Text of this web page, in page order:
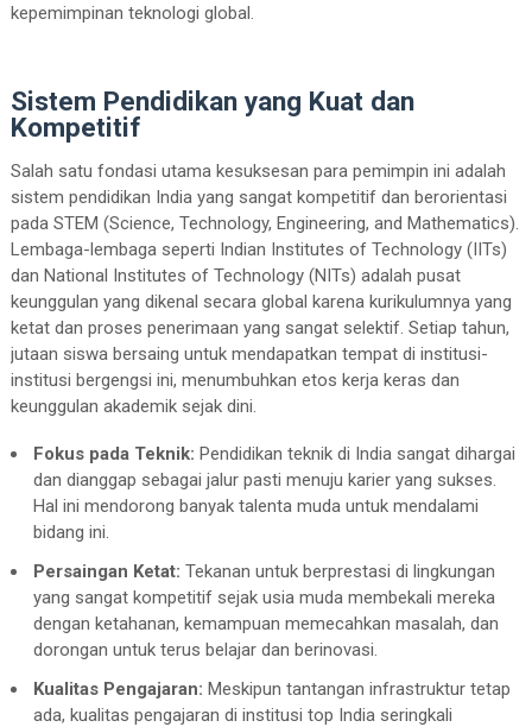
kepemimpinan teknologi global.
Sistem Pendidikan yang Kuat dan
Kompetitif
Salah satu fondasi utama kesuksesan para pemimpin ini adalah
sistem pendidikan India yang sangat kompetitif dan berorientasi
pada STEM (Science, Technology, Engineering, and Mathematics).
Lembaga-lembaga seperti Indian Institutes of Technology (IITs)
dan National Institutes of Technology (NITs) adalah pusat
keunggulan yang dikenal secara global karena kurikulumnya yang
ketat dan proses penerimaan yang sangat selektif. Setiap tahun,
jutaan siswa bersaing untuk mendapatkan tempat di institusi-
institusi bergengsi ini, menumbuhkan etos kerja keras dan
keunggulan akademik sejak dini.
Fokus pada Teknik: Pendidikan teknik di India sangat dihargai
dan dianggap sebagai jalur pasti menuju karier yang sukses.
Hal ini mendorong banyak talenta muda untuk mendalami
bidang ini.
Persaingan Ketat: Tekanan untuk berprestasi di lingkungan
yang sangat kompetitif sejak usia muda membekali mereka
dengan ketahanan, kemampuan memecahkan masalah, dan
dorongan untuk terus belajar dan berinovasi.
Kualitas Pengajaran: Meskipun tantangan infrastruktur tetap
ada, kualitas pengajaran di institusi top India seringkali